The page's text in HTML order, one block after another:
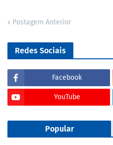
Postagem Anterior
Redes Sociais
Facebook
YouTube
Popular